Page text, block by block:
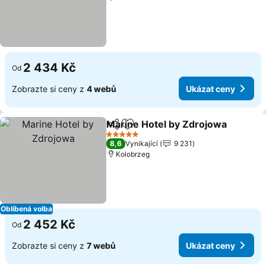
Od 2 434 Kč
Zobrazte si ceny z 4 webů Ukázat ceny
Oblíbená volba
SdíletPřidat na seznam oblíbených
Marine Hotel by Zdrojowa
5 Počet hvězdiček
8,6 Vynikající
9 231
Kolobrzeg
Od 2 452 Kč
Zobrazte si ceny z 7 webů Ukázat ceny